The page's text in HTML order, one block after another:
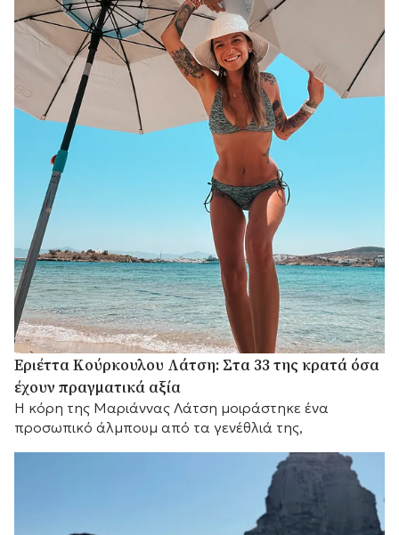
Εριέττα Κούρκουλου Λάτση: Στα 33 της κρατά όσα
έχουν πραγματικά αξία
Η κόρη της Μαριάννας Λάτση μοιράστηκε ένα
προσωπικό άλμπουμ από τα γενέθλιά της,